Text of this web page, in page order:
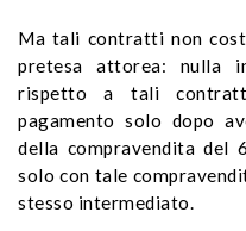
Ma tali contratti non
pretesa attorea: nulla
rispetto a tali
pagamento solo dopo
della compravendita del
solo con tale
stesso intermediato.